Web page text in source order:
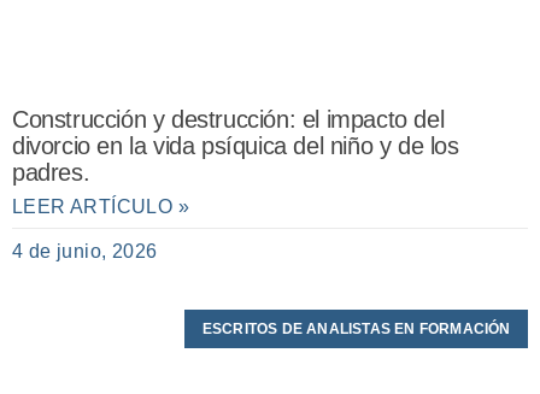
Construcción y destrucción: el impacto del
divorcio en la vida psíquica del niño y de los
padres.
LEER ARTÍCULO »
4 de junio, 2026
ESCRITOS DE ANALISTAS EN FORMACIÓN